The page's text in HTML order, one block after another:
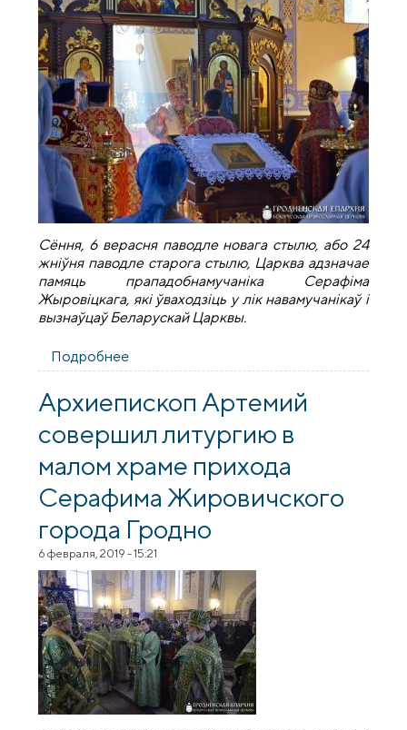
Сёння, 6 верасня паводле новага стылю, або 24
жнiўня паводле старога стылю, Царква адзначае
памяць прападобнамучаніка Серафіма
Жыровіцкага, які ўваходзіць у лік навамучанікаў і
вызнаўцаў Беларускай Царквы.
Подробнее
Серафіма Жыровіцкага
Архиепископ Артемий
совершил литургию в
малом храме прихода
Серафима Жировичского
города Гродно
6 февраля, 2019 - 15:21